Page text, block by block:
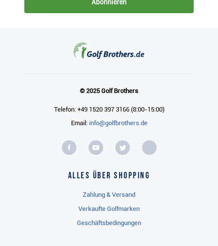
Abonnieren
© 2025 Golf Brothers
Telefon: +49 1520 397 3166 (8:00-15:00)
Email: info@golfbrothers.de
Alles über Shopping
Zahlung & Versand
Verkaufte Golfmarken
Geschäftsbedingungen